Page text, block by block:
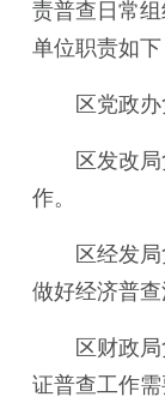
责普查日常
单位职责如下
区党政
区发改
作。
区经发
做好经济普查
区财政
证普查工作